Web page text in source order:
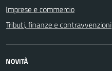
Imprese e commercio
Tributi, finanze e contravvenzioni
NOVITÀ